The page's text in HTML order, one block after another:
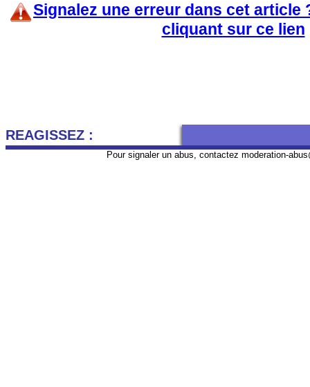
Signalez une erreur dans cet article
cliquant sur ce lien
REAGISSEZ :
Pour signaler un abus, contactez moderation-